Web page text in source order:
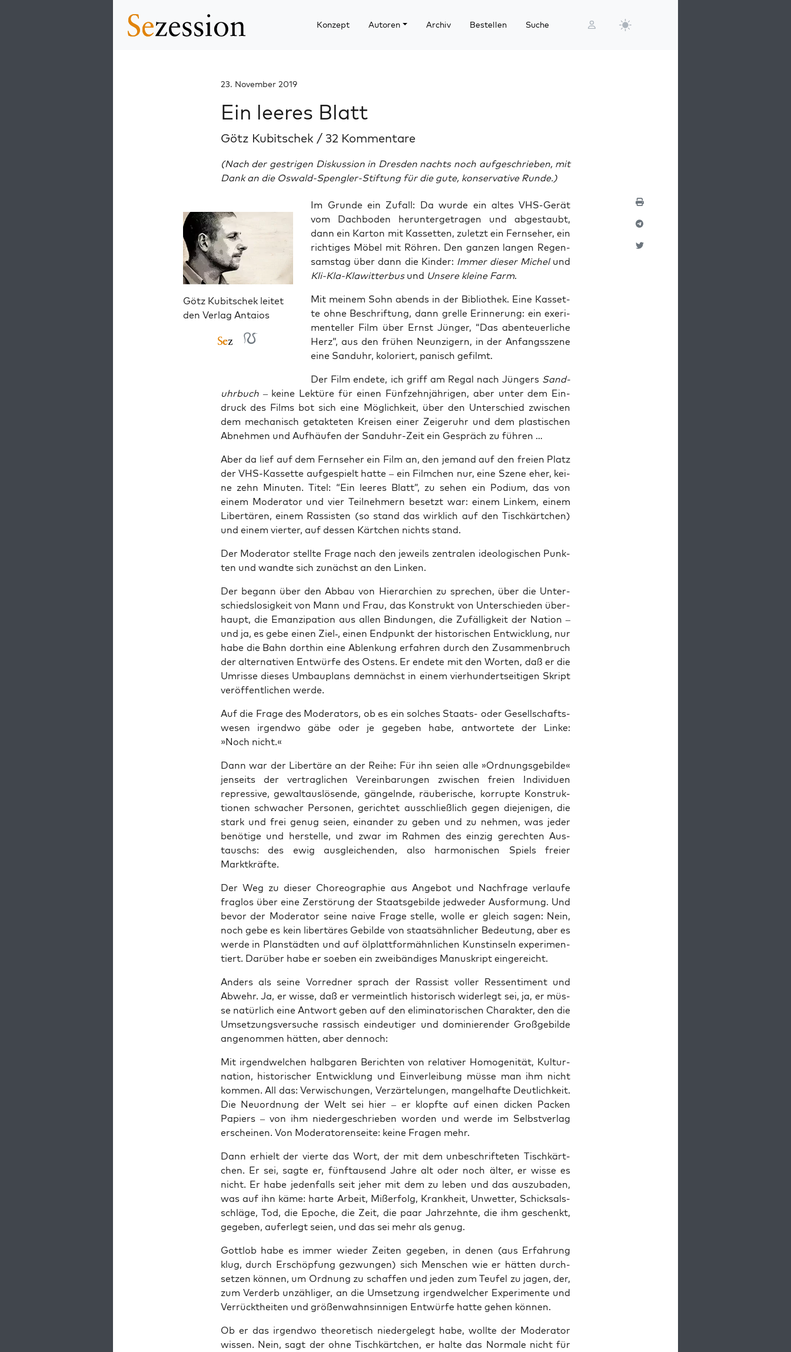
Konzept Autoren Archiv Bestellen Suche
23. November 2019
Ein leeres Blatt
Götz Kubitschek / 32 Kommentare
(Nach der gestrigen Diskussion in Dresden nachts noch aufgeschrieben, mit
Dank an die Oswald-Spengler-Stiftung für die gute, konservative Runde.)
Götz Kubitschek leitet
den Verlag Antaios
Im Grun­de ein Zufall: Da wur­de ein altes VHS-Gerät
vom Dach­bo­den her­un­ter­ge­tra­gen und abge­staubt,
dann ein Kar­ton mit Kas­set­ten, zuletzt ein Fern­se­her, ein
rich­ti­ges Möbel mit Röh­ren. Den gan­zen lan­gen Regen­
sams­tag über dann die Kin­der: Immer die­ser Michelund
Kli-Kla-Kla­wit­ter­busund Unse­re klei­ne Farm.
Mit mei­nem Sohn abends in der Biblio­thek. Eine Kas­set­
te ohne Beschrif­tung, dann grel­le Erin­ne­rung: ein exe­ri­
men­tel­ler Film über Ernst Jün­ger, “Das aben­teu­er­li­che
Herz”, aus den frü­hen Neun­zi­gern, in der Anfangs­sze­ne
eine Sand­uhr, kolo­riert, panisch gefilmt.
Der Film ende­te, ich griff am Regal nach Jün­gers Sand­
uhr­buch– kei­ne Lek­tü­re für einen Fünf­zehn­jäh­ri­gen, aber unter dem Ein­
druck des Films bot sich eine Mög­lich­keit, über den Unter­schied zwi­schen
dem mecha­nisch getak­te­ten Krei­sen einer Zei­ger­uhr und dem plas­ti­schen
Abneh­men und Auf­häu­fen der Sand­uhr-Zeit ein Gespräch zu führen …
Aber da lief auf dem Fern­se­her ein Film an, den jemand auf den frei­en Platz
der VHS-Kas­set­te auf­ge­spielt hat­te – ein Film­chen nur, eine Sze­ne eher, kei­
ne zehn Minu­ten. Titel: “Ein lee­res Blatt”, zu sehen ein Podi­um, das von
einem Mode­ra­tor und vier Teil­neh­mern besetzt war: einem Lin­kem, einem
Liber­tä­ren, einem Ras­sis­ten (so stand das wirk­lich auf den Tisch­kärt­chen)
und einem vier­ter, auf des­sen Kärt­chen nichts stand.
Der Mode­ra­tor stell­te Fra­ge nach den jeweils zen­tra­len ideo­lo­gi­schen Punk­
ten und wand­te sich zunächst an den Linken.
Der begann über den Abbau von Hier­ar­chien zu spre­chen, über die Unter­
schieds­lo­sig­keit von Mann und Frau, das Kon­strukt von Unter­schie­den über­
haupt, die Eman­zi­pa­ti­on aus allen Bin­dun­gen, die Zufäl­lig­keit der Nati­on –
und ja, es gebe einen Ziel‑, einen End­punkt der his­to­ri­schen Ent­wick­lung, nur
habe die Bahn dort­hin eine Ablen­kung erfah­ren durch den Zusam­men­bruch
der alter­na­ti­ven Ent­wür­fe des Ostens. Er ende­te mit den Wor­ten, daß er die
Umris­se die­ses Umbau­plans dem­nächst in einem vier­hun­dert­sei­ti­gen Skript
ver­öf­fent­li­chen werde.
Auf die Fra­ge des Mode­ra­tors, ob es ein sol­ches Staats- oder Gesell­schafts­
we­sen irgend­wo gäbe oder je gege­ben habe, ant­wor­te­te der Lin­ke:
»Noch nicht.«
Dann war der Liber­tä­re an der Rei­he: Für ihn sei­en alle »Ord­nungs­ge­bil­de«
jen­seits der ver­trag­li­chen Ver­ein­ba­run­gen zwi­schen frei­en Indi­vi­du­en
repres­si­ve, gewalt­aus­lö­sen­de, gän­geln­de, räu­be­ri­sche, kor­rup­te Kon­struk­
tio­nen schwa­cher Per­so­nen, gerich­tet aus­schließ­lich gegen die­je­ni­gen, die
stark und frei genug sei­en, ein­an­der zu geben und zu neh­men, was jeder
benö­ti­ge und her­stel­le, und zwar im Rah­men des ein­zig gerech­ten Aus­
tauschs: des ewig aus­glei­chen­den, also har­mo­ni­schen Spiels frei­er
Marktkräfte.
Der Weg zu die­ser Cho­reo­gra­phie aus Ange­bot und Nach­fra­ge ver­lau­fe
frag­los über eine Zer­stö­rung der Staats­ge­bil­de jed­we­der Aus­for­mung. Und
bevor der Mode­ra­tor sei­ne nai­ve Fra­ge stel­le, wol­le er gleich sagen: Nein,
noch gebe es kein liber­tä­res Gebil­de von staats­ähn­li­cher Bedeu­tung, aber es
wer­de in Plan­städ­ten und auf ölplatt­form­ähn­li­chen Kunst­in­seln expe­ri­men­
tiert. Dar­über habe er soeben ein zwei­bän­di­ges Manu­skript eingereicht.
Anders als sei­ne Vor­red­ner sprach der Ras­sist vol­ler Res­sen­ti­ment und
Abwehr. Ja, er wis­se, daß er ver­meint­lich his­to­risch wider­legt sei, ja, er müs­
se natür­lich eine Ant­wort geben auf den eli­mi­na­to­ri­schen Cha­rak­ter, den die
Umset­zungs­ver­su­che ras­sisch ein­deu­ti­ger und domi­nie­ren­der Groß­ge­bil­de
ange­nom­men hät­ten, aber dennoch:
Mit irgend­wel­chen halb­ga­ren Berich­ten von rela­ti­ver Homo­ge­ni­tät, Kul­tur­
na­ti­on, his­to­ri­scher Ent­wick­lung und Ein­ver­lei­bung müs­se man ihm nicht
kom­men. All das: Ver­wi­schun­gen, Ver­zär­te­lun­gen, man­gel­haf­te Deut­lich­keit.
Die Neu­ord­nung der Welt sei hier – er klopf­te auf einen dicken Packen
Papiers – von ihm nie­der­ge­schrie­ben wor­den und wer­de im Selbst­ver­lag
erschei­nen. Von Mode­ra­to­ren­sei­te: kei­ne Fra­gen mehr.
Dann erhielt der vier­te das Wort, der mit dem unbe­schrif­te­ten Tisch­kärt­
chen. Er sei, sag­te er, fünf­tau­send Jah­re alt oder noch älter, er wis­se es
nicht. Er habe jeden­falls seit jeher mit dem zu leben und das aus­zu­ba­den,
was auf ihn käme: har­te Arbeit, Miß­er­folg, Krank­heit, Unwet­ter, Schick­sals­
schlä­ge, Tod, die Epo­che, die Zeit, die paar Jahr­zehn­te, die ihm geschenkt,
gege­ben, auf­er­legt sei­en, und das sei mehr als genug.
Gott­lob habe es immer wie­der Zei­ten gege­ben, in denen (aus Erfah­rung
klug, durch Erschöp­fung gezwun­gen) sich Men­schen wie er hät­ten durch­
set­zen kön­nen, um Ord­nung zu schaf­fen und jeden zum Teu­fel zu jagen, der,
zum Ver­derb unzäh­li­ger, an die Umset­zung irgend­wel­cher Expe­ri­men­te und
Ver­rückt­hei­ten und grö­ßen­wahn­sin­ni­gen Ent­wür­fe hat­te gehen können.
Ob er das irgend­wo theo­re­tisch nie­der­ge­legt habe, woll­te der Mode­ra­tor
wis­sen. Nein, sagt der ohne Tisch­kärt­chen, er hal­te das Nor­ma­le nicht für